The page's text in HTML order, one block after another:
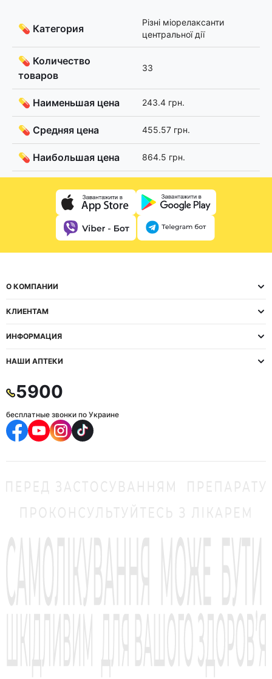
💊 Категория
Різні міорелаксанти
центральної дії
💊 Количество
товаров
33
💊 Наименьшая цена 243.4 грн.
💊 Средняя цена 455.57 грн.
💊 Наибольшая цена 864.5 грн.
О КОМПАНИИ
КЛИЕНТАМ
ИНФОРМАЦИЯ
НАШИ АПТЕКИ
5900
бесплатные звонки по Украине